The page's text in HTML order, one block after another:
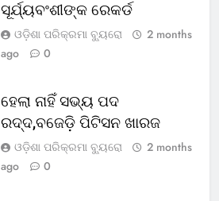
ସୂର୍ଯ୍ୟବଂଶୀଙ୍କ ରେକର୍ଡ
ଓଡ଼ିଶା ପରିକ୍ରମା ବ୍ୟୁରୋ
2 months
ago
0
ହେଲା ନାହିଁ ସଭ୍ୟ ପଦ
ରଦ୍ଦ,ବଜେଡ଼ି ପିଟିସନ ଖାରଜ
ଓଡ଼ିଶା ପରିକ୍ରମା ବ୍ୟୁରୋ
2 months
ago
0